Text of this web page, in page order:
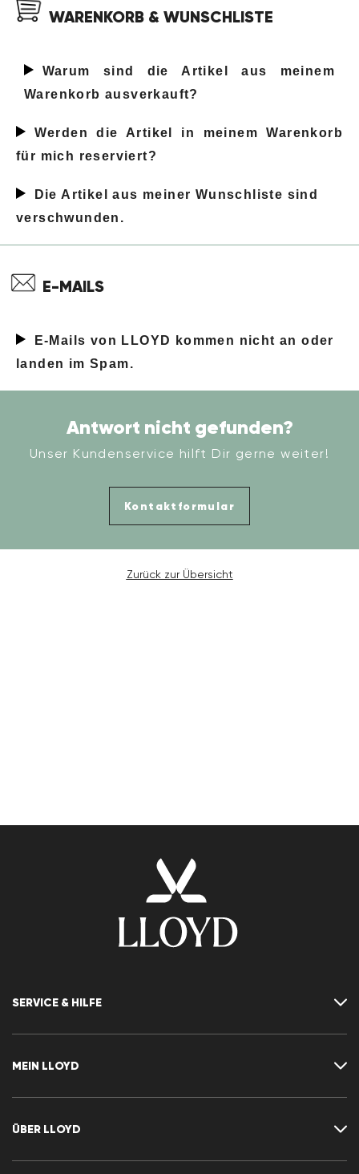
WARENKORB & WUNSCHLISTE
Warum sind die Artikel aus meinem
Warenkorb ausverkauft?
Werden die Artikel in meinem Warenkorb
für mich reserviert?
Die Artikel aus meiner Wunschliste sind
verschwunden.
E-MAILS
E-Mails von LLOYD kommen nicht an oder
landen im Spam.
Antwort nicht gefunden?
Unser Kundenservice hilft Dir gerne weiter!
Kontaktformular
Zurück zur Übersicht
SERVICE & HILFE
Größentabelle
Rücksendung
MEIN LLOYD
Wunschliste
ÜBER LLOYD